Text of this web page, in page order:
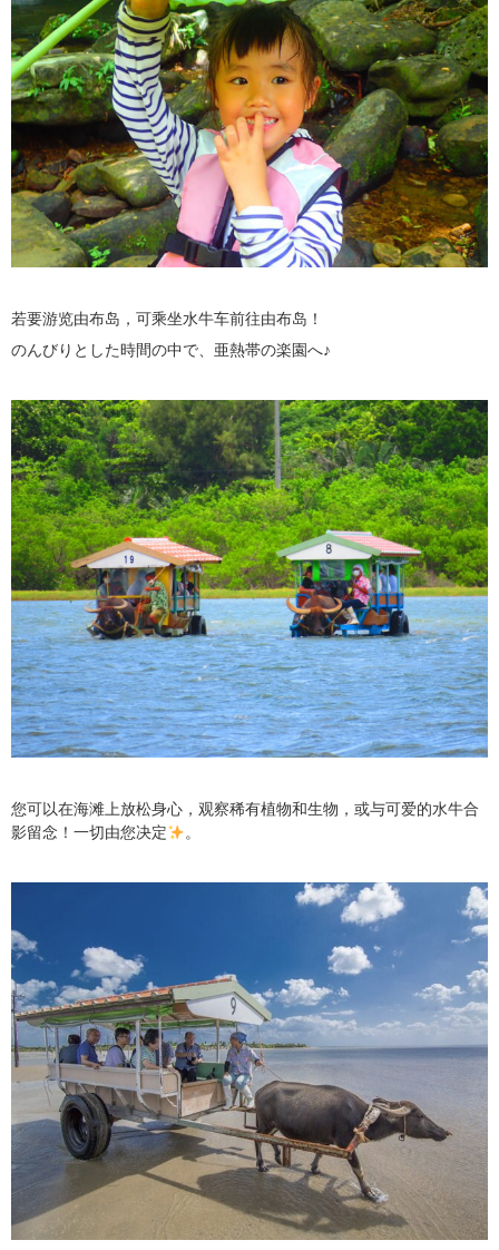
若要游览由布岛，可乘坐水牛车前往由布岛！
のんびりとした時間の中で、亜熱帯の楽園へ♪
您可以在海滩上放松身心，观察稀有植物和生物，或与可爱的水牛合
影留念！一切由您决定
。